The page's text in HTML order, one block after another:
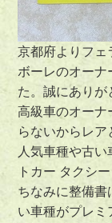
京都府よりフェ
ボーレのオーナ
た。誠にありが
高級車のオーナ
らないからレ
人気車種や古
トカー タクシ
ちなみに整備
い車種がプレミ